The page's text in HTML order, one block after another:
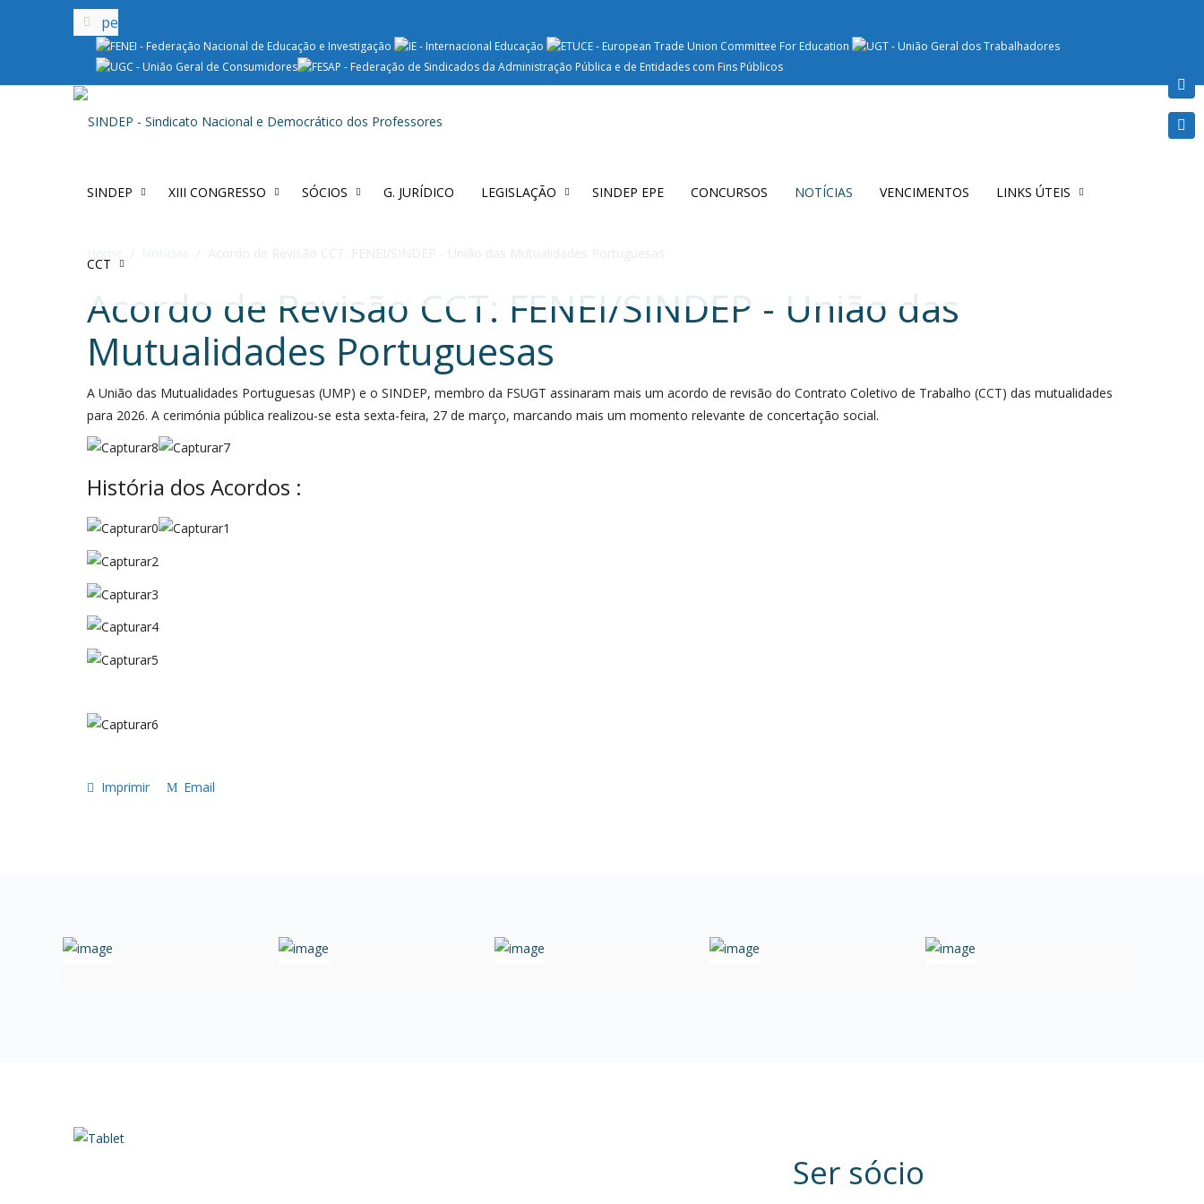
SINDEP XIII CONGRESSO SÓCIOS G. JURÍDICO LEGISLAÇÃO SINDEP EPE CONCURSOS NOTÍCIAS VENCIMENTOS LINKS ÚTEIS
CCT
Acordo de Revisão CCT: FENEI/SINDEP - União das
Mutualidades Portuguesas
A União das Mutualidades Portuguesas (UMP) e o SINDEP, membro da FSUGT assinaram mais um acordo de revisão do Contrato Coletivo de Trabalho (CCT) das mutualidades
para 2026. A cerimónia pública realizou-se esta sexta-feira, 27 de março, marcando mais um momento relevante de concertação social.
História dos Acordos :
Imprimir Email
Ser sócio